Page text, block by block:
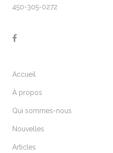
450-305-0272
Accueil
À propos
Qui sommes-nous
Nouvelles
Articles